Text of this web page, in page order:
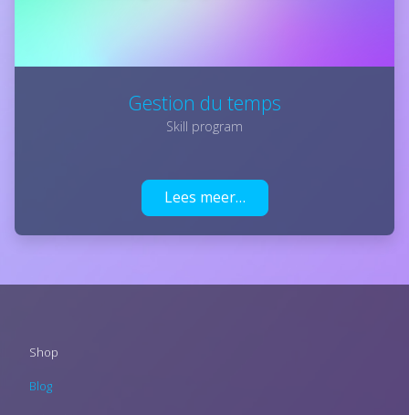
Gestion du temps
Skill program
Lees meer…
Footer
Shop
Blog